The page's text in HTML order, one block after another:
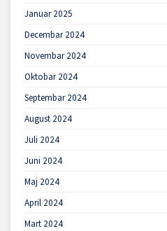
Januar 2025
Decembar 2024
Novembar 2024
Oktobar 2024
Septembar 2024
August 2024
Juli 2024
Juni 2024
Maj 2024
April 2024
Mart 2024